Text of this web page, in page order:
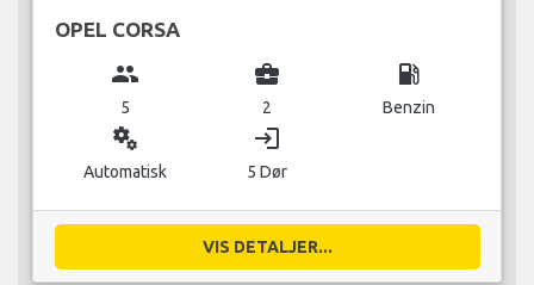
OPEL CORSA
group
5
business_center
2
local_gas_station
Benzin
miscellaneous_services
Automatisk
login
5 Dør
VIS DETALJER...